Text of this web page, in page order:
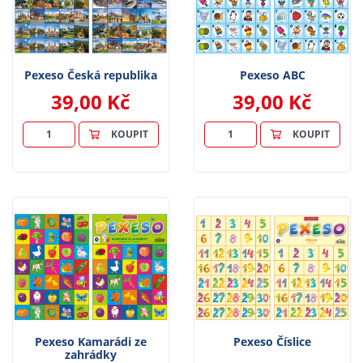
Pexeso Česká republika
39,00 Kč
KOUPIT
Pexeso ABC
39,00 Kč
KOUPIT
Pexeso Kamarádi ze
zahrádky
Pexeso Číslice